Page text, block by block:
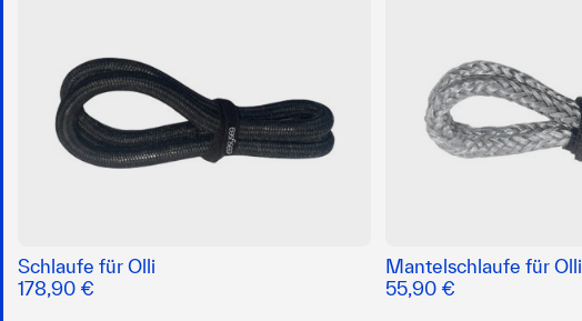
Schlaufe für Olli
178,90 €
Mantelschlaufe für Olli
55,90 €